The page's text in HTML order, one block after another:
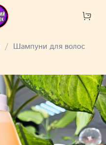
Шампуни для волос